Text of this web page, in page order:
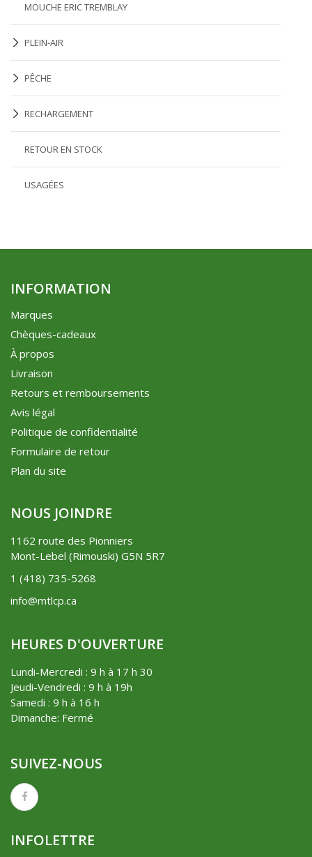
MOUCHE ERIC TREMBLAY
PLEIN-AIR
PÊCHE
RECHARGEMENT
RETOUR EN STOCK
USAGÉES
INFORMATION
Marques
Chèques-cadeaux
À propos
Livraison
Retours et remboursements
Avis légal
Politique de confidentialité
Formulaire de retour
Plan du site
NOUS JOINDRE
1162 route des Pionniers
Mont-Lebel (Rimouski) G5N 5R7
1 (418) 735-5268
info@mtlcp.ca
HEURES D'OUVERTURE
Lundi-Mercredi : 9 h à 17 h 30
Jeudi-Vendredi : 9 h à 19h
Samedi : 9 h à 16 h
Dimanche: Fermé
SUIVEZ-NOUS
INFOLETTRE